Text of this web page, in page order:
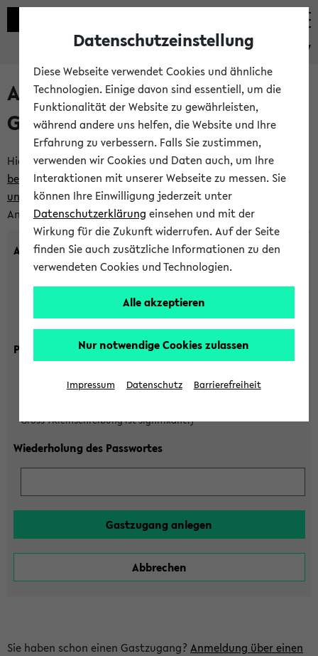
eKVV
Anlegen eines neuen
Gastzugangs
Hier können Sie einen neuen Gastzugang anlegen.Bitte
beachten Sie die Einschränkungen, denen Gastzugänge
unterworfen sind. Tragen Sie den gewünschten
Anmeldenamen und Ihr Passwort ein:
Anmeldename
(3 bis 20 Zeichen, nur Buchstaben A-Z und Ziffern 0-9,
Gross-/Kleinschreibung ist signifikant!)
Passwort
Gross-/Kleinschreibung ist signifikant!)
Wiederholung des Passwortes
Sie haben schon einen Gastzugang? Anmeldung über einen
Datenschutzeinstellung
Diese Webseite verwendet Cookies und ähnliche
Technologien. Einige davon sind essentiell, um die
Funktionalität der Website zu gewährleisten,
während andere uns helfen, die Website und Ihre
Erfahrung zu verbessern. Falls Sie zustimmen,
verwenden wir Cookies und Daten auch, um Ihre
Interaktionen mit unserer Webseite zu messen. Sie
können Ihre Einwilligung jederzeit unter
Datenschutzerklärung einsehen und mit der
Wirkung für die Zukunft widerrufen. Auf der Seite
finden Sie auch zusätzliche Informationen zu den
verwendeten Cookies und Technologien.
Alle akzeptieren
Nur notwendige Cookies zulassen
Impressum Datenschutz Barrierefreiheit